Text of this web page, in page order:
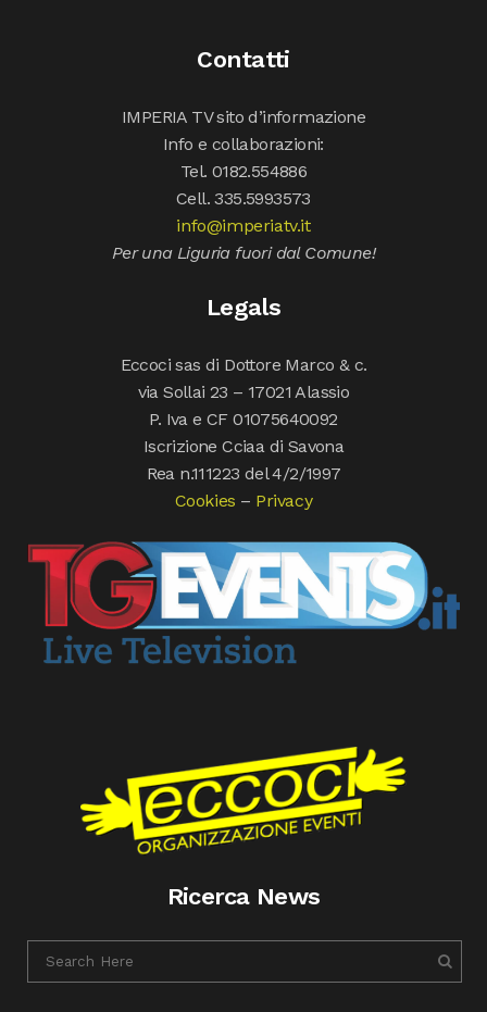
Contatti
IMPERIA TV sito d’informazione
Info e collaborazioni:
Tel. 0182.554886
Cell. 335.5993573
info@imperiatv.it
Per una Liguria fuori dal Comune!
Legals
Eccoci sas di Dottore Marco & c.
via Sollai 23 – 17021 Alassio
P. Iva e CF 01075640092
Iscrizione Cciaa di Savona
Rea n.111223 del 4/2/1997
Cookies – Privacy
Ricerca News